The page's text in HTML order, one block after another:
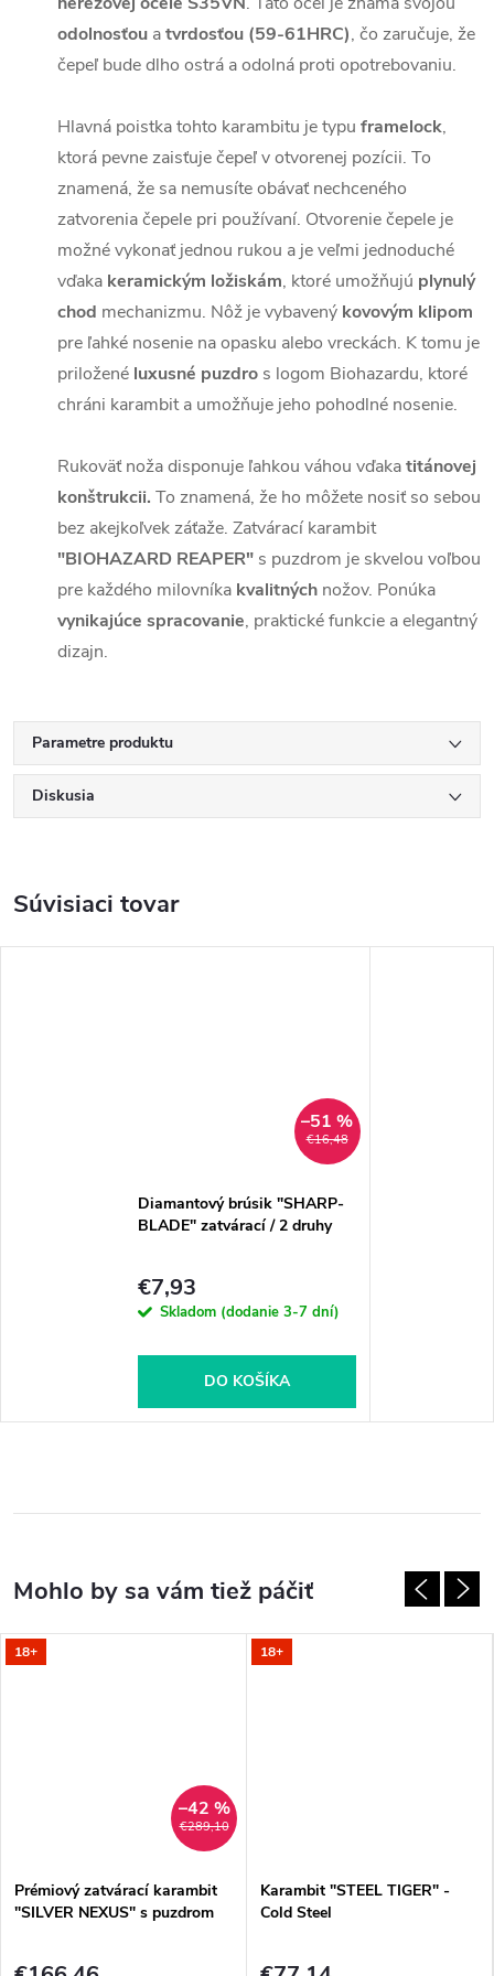
odolnosťou atvrdosťou (59-61HRC), čo zaručuje, že
čepeľ bude dlho ostrá a odolná proti opotrebovaniu.
Hlavná poistka tohto karambitu je typu framelock,
ktorá pevne zaisťuje čepeľ v otvorenej pozícii. To
znamená, že sa nemusíte obávať nechceného
zatvorenia čepele pri používaní. Otvorenie čepele je
možné vykonať jednou rukou a je veľmi jednoduché
vďaka keramickým ložiskám, ktoré umožňujú plynulý
chod mechanizmu. Nôž je vybavený kovovým klipom
pre ľahké nosenie na opasku alebo vreckách. K tomu je
priložené luxusné puzdro s logom Biohazardu, ktoré
chráni karambit a umožňuje jeho pohodlné nosenie.
Rukoväť noža disponuje ľahkou váhou vďakatitánovej
konštrukcii. To znamená, že ho môžete nosiť so sebou
bez akejkoľvek záťaže. Zatvárací karambit
"BIOHAZARD REAPER" s puzdrom je skvelou voľbou
pre každého milovníka kvalitných nožov. Ponúka
vynikajúce spracovanie, praktické funkcie a elegantný
dizajn.
Parametre produktu
Diskusia
Súvisiaci tovar
€16,48
–51 %
Diamantový brúsik "SHARP-
BLADE" zatvárací / 2 druhy
€7,93
Skladom (dodanie 3-7 dní)
DO KOŠÍKA
18+
€289,10
–42 %
Prémiový zatvárací karambit
"SILVER NEXUS" s puzdrom
18+
Karambit "STEEL TIGER" -
Cold Steel